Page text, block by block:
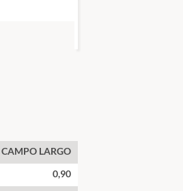
CAMPO LARGO
0,90